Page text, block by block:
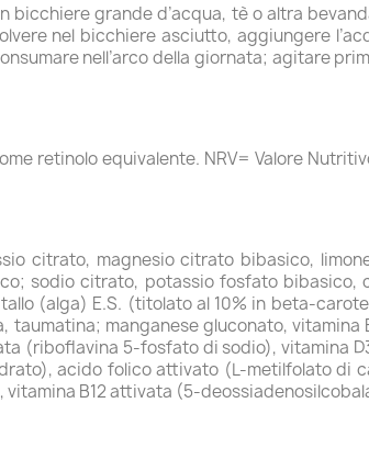
bicchiere grande d’acqua, tè o altra
nel bicchiere asciutto, aggiungere
nell’arco della giornata; agitare
retinolo equivalente. NRV= Valore
citrato, magnesio citrato bibasico,
sodio citrato, potassio fosfato bibasico,
(alga) E.S. (titolato al 10% in beta-
manganese gluconato,
(riboflavina 5-fosfato di sodio), vitamina
acido folico attivato (L-metilfolato di
B12 attivata (5-